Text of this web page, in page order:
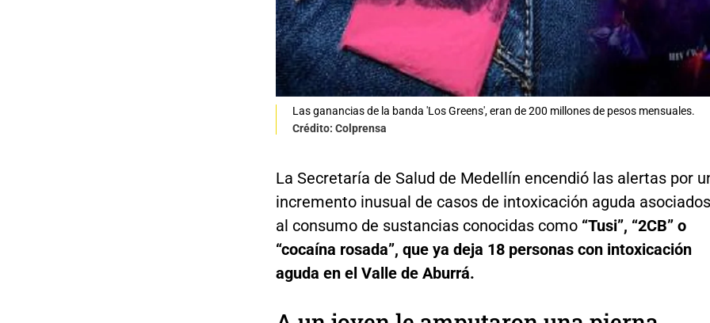
Las ganancias de la banda 'Los Greens', eran de 200 millones de pesos mensuales.
Crédito: Colprensa
La Secretaría de Salud de Medellín encendió las alertas por
incremento inusual de casos de intoxicación aguda asociados
al consumo de sustancias conocidas como “Tusi”, “2CB” o
“cocaína rosada”, que ya deja 18 personas con intoxicación
aguda en el Valle de Aburrá.